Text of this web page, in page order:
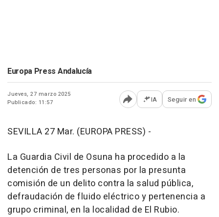
Europa Press Andalucía
Jueves, 27 marzo 2025
Publicado: 11:57
Abrir opciones para
IA Seguir en
SEVILLA 27 Mar. (EUROPA PRESS) -
La Guardia Civil de Osuna ha procedido a la
detención de tres personas por la presunta
comisión de un delito contra la salud pública,
defraudación de fluido eléctrico y pertenencia a
grupo criminal, en la localidad de El Rubio.